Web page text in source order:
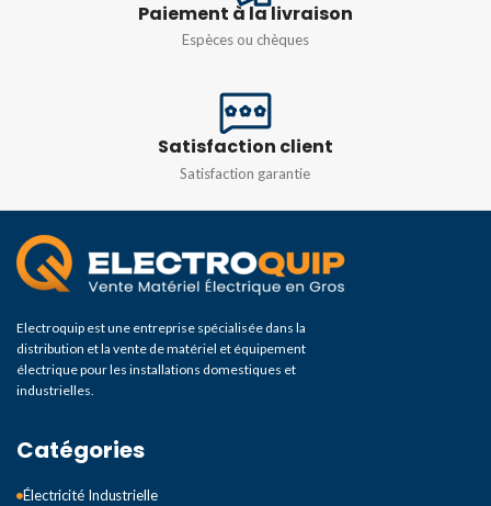
TYPE DE COURBE
Paiement à la livraison
Espèces ou chèques
Satisfaction client
Satisfaction garantie
Electroquip est une entreprise spécialisée dans la
distribution et la vente de matériel et équipement
électrique pour les installations domestiques et
industrielles.
Catégories
Électricité Industrielle